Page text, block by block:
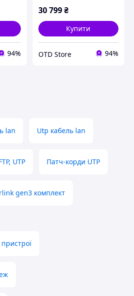
94%
30 799₴
Купити
OTD Store 94%
lan Utp кабель lan
UTP Патч-корди UTP
gen3 комплект